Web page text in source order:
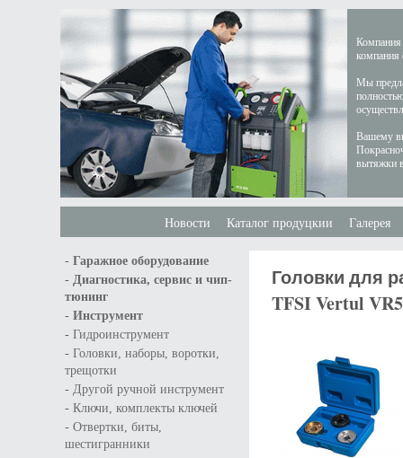
Компания
компания
Мы
Вашему
вытяжки
Новости Каталог продуцкии Галерея
- Гаражное оборудование
- Диагностика, сервис и чип-
тюнинг
- Инструмент
- Гидроинструмент
- Головки, наборы, воротки,
трещотки
- Другой ручной инструмент
- Ключи, комплекты ключей
- Отвертки, биты,
шестигранники
Головки для
TFSI Vertul